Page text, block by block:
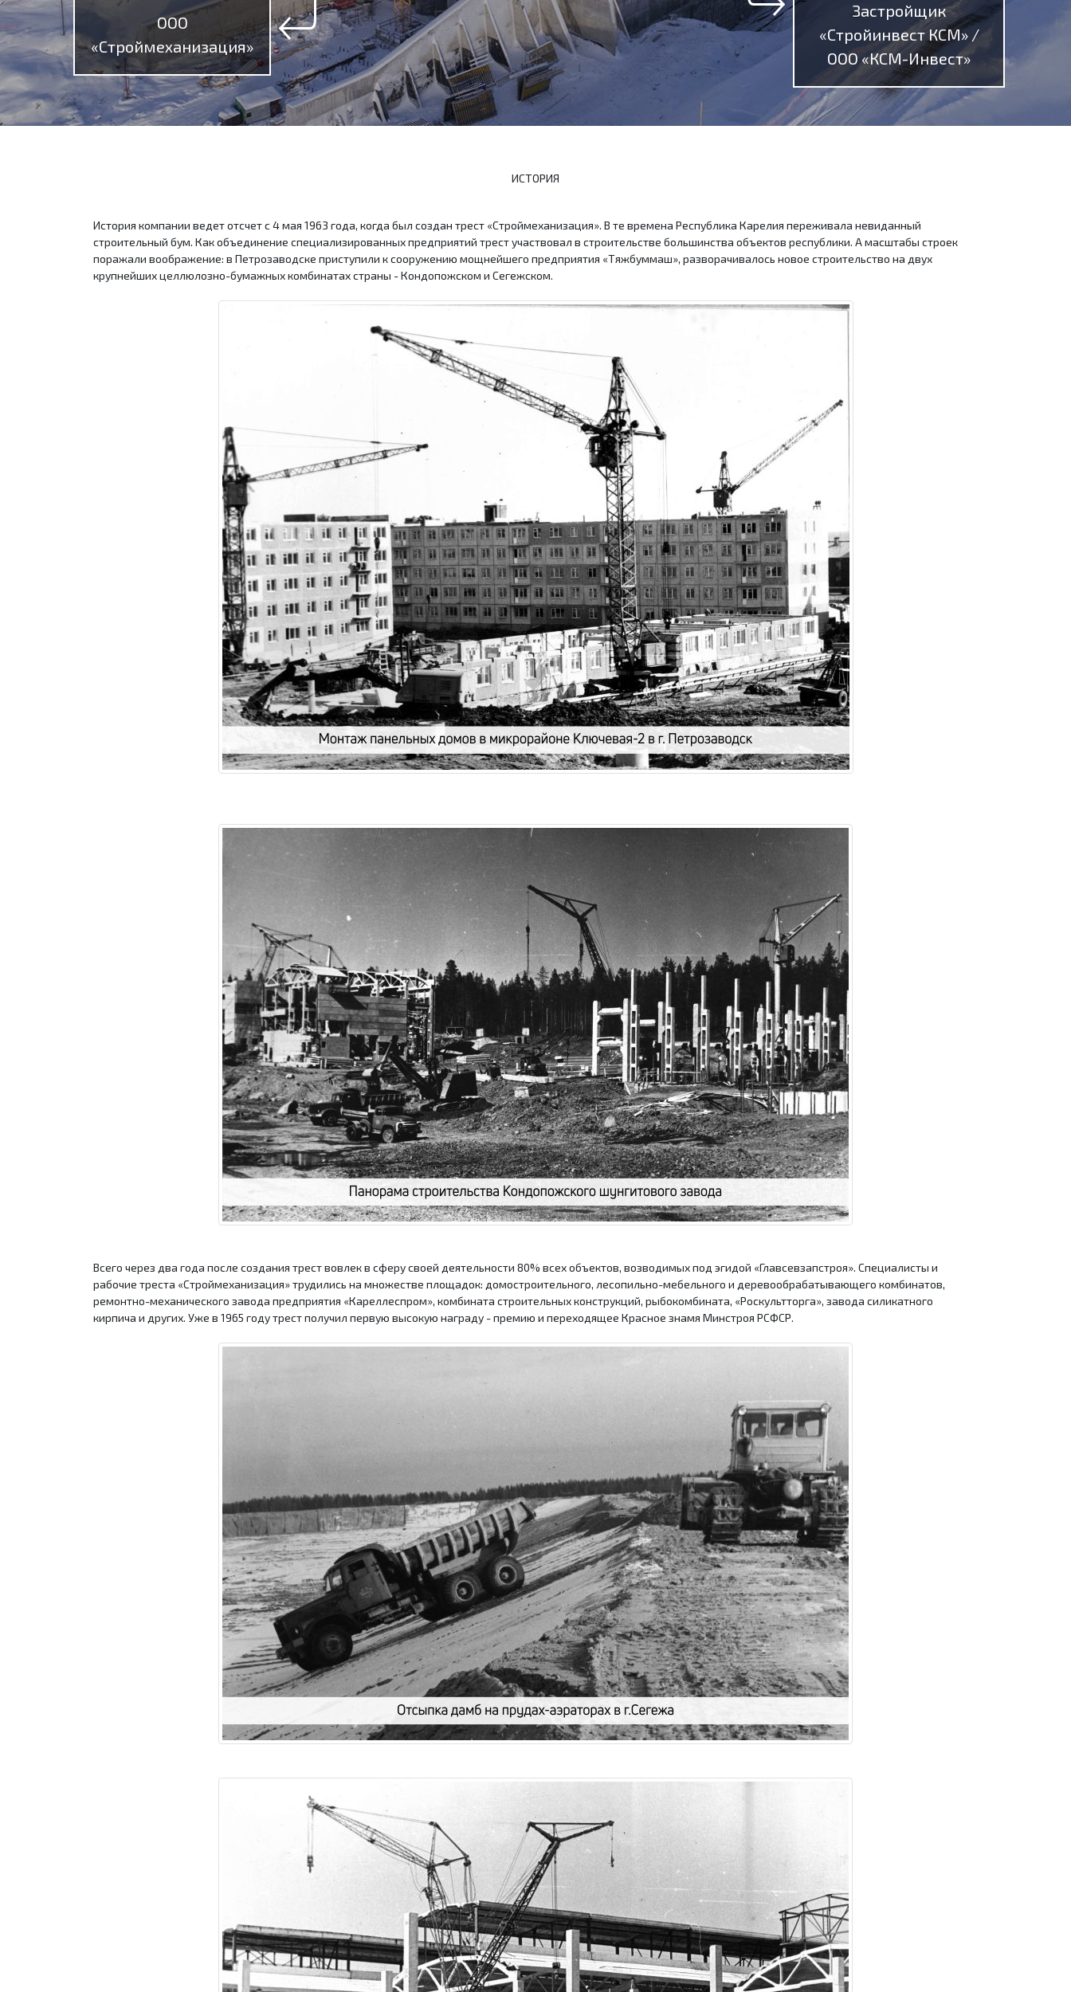
ООО
«Строймеханизация»
Застройщик
«Стройинвест КСМ» /
ООО «КСМ-Инвест»
ИСТОРИЯ
История компании ведет отсчет с 4 мая 1963 года, когда был создан трест «Строймеханизация». В те времена Республика Карелия переживала невиданный
строительный бум. Как объединение специализированных предприятий трест участвовал в строительстве большинства объектов республики. А масштабы строек
поражали воображение: в Петрозаводске приступили к сооружению мощнейшего предприятия «Тяжбуммаш», разворачивалось новое строительство на двух
крупнейших целлюлозно-бумажных комбинатах страны - Кондопожском и Сегежском.
Всего через два года после создания трест вовлек в сферу своей деятельности 80% всех объектов, возводимых под эгидой «Главсевзапстроя». Специалисты и
рабочие треста «Строймеханизация» трудились на множестве площадок: домостроительного, лесопильно-мебельного и деревообрабатывающего комбинатов,
ремонтно-механического завода предприятия «Кареллеспром», комбината строительных конструкций, рыбокомбината, «Роскультторга», завода силикатного
кирпича и других. Уже в 1965 году трест получил первую высокую награду - премию и переходящее Красное знамя Минстроя РСФСР.